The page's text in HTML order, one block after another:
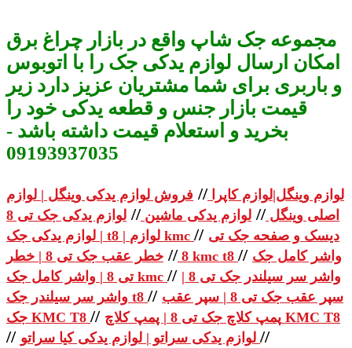
مجموعه جک شاپ واقع در بازار چراغ برق
امکان ارسال لوازم یدکی جک را با اتوبوس
و باربری برای شما مشتریان عزیز دارد زیر
قیمت بازار جنس و قطعه یدکی خود را
بخرید و استعلام قیمت داشته باشد -
09193937035
لوازم وینگل|لوازم کاپرا // فروش لوازم یدکی وینگل | لوازم
اصلی وینگل // لوازم یدکی ماشین //
لوازم یدکی جک تی 8
| لوازم یدکی جک t8 | لوازم kmc // دیسک و صفحه جک تی
8
// خطر عقب جک تی 8 | خطر kmc t8 // واشر کامل جک
تی 8 | واشر کامل جک kmc // واشر سر سیلندر جک تی 8 |
واشر سر سیلندر جک t8 // سپر عقب جک تی 8 | سپر عقب
جک KMC T8 // پمپ کلاچ جک تی 8 | پمپ کلاچ KMC T8
// //